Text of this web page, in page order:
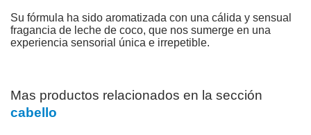
Su fórmula ha sido aromatizada con una cálida y sensual
fragancia de leche de coco, que nos sumerge en una
experiencia sensorial única e irrepetible.
Mas productos relacionados en la sección
cabello